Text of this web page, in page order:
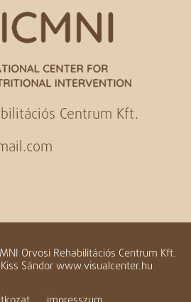
Centrum Kft.
Orvosi Rehabilitációs Centrum Kft.
Sándor www.visualcenter.hu